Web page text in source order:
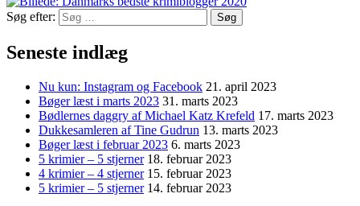
Søg efter:
Seneste indlæg
Nu kun: Instagram og Facebook 21. april 2023
Bøger læst i marts 2023 31. marts 2023
Bødlernes daggry af Michael Katz Krefeld 17. marts 2023
Dukkesamleren af Tine Gudrun 13. marts 2023
Bøger læst i februar 2023 6. marts 2023
5 krimier – 5 stjerner 18. februar 2023
4 krimier – 4 stjerner 15. februar 2023
5 krimier – 5 stjerner 14. februar 2023